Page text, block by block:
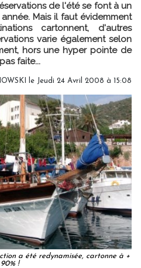
de l'été se font à un
Mais il faut évidemment
cartonnent, d'autres
varie également selon
hors une hyper pointe de
faite...
le Jeudi 24 Avril 2008 à 15:08
a été redynamisée, cartonne à +
90% !